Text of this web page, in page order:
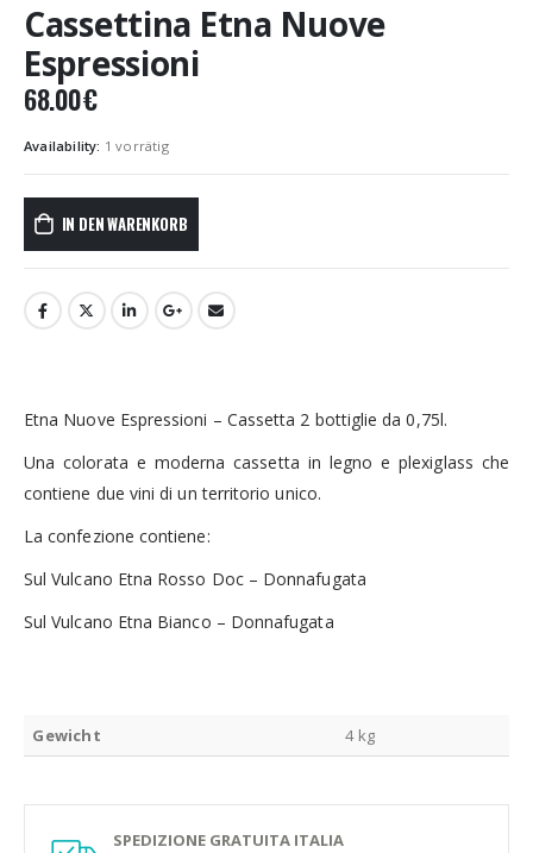
Cassettina Etna Nuove
Espressioni
68.00€
Availability: 1 vorrätig
IN DEN WARENKORB
Etna Nuove Espressioni – Cassetta 2 bottiglie da 0,75l.
Una colorata e moderna cassetta in legno e plexiglass che
contiene due vini di un territorio unico.
La confezione contiene:
Sul Vulcano Etna Rosso Doc – Donnafugata
Sul Vulcano Etna Bianco – Donnafugata
Gewicht 4 kg
SPEDIZIONE GRATUITA ITALIA